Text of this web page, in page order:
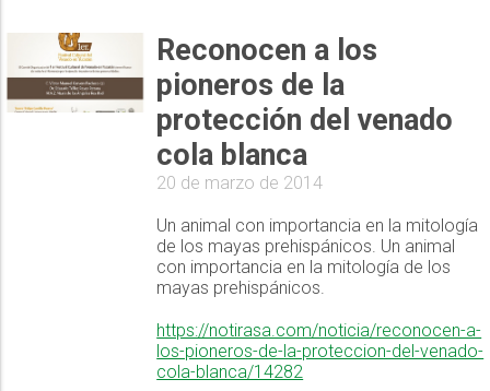
Reconocen a los
pioneros de la
protección del venado
cola blanca
20 de marzo de 2014
Un animal con importancia en la mitología
de los mayas prehispánicos. Un animal
con importancia en la mitología de los
mayas prehispánicos.
https://notirasa.com/noticia/reconocen-a-
los-pioneros-de-la-proteccion-del-venado-
cola-blanca/14282